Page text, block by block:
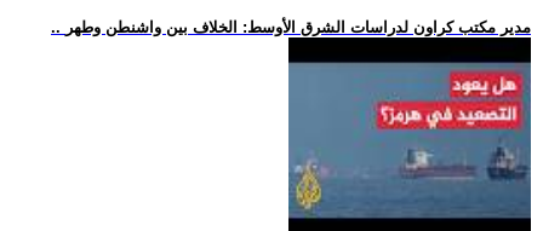
.. مدير مكتب كراون لدراسات الشرق الأوسط: الخلاف بين واشنطن وطهر